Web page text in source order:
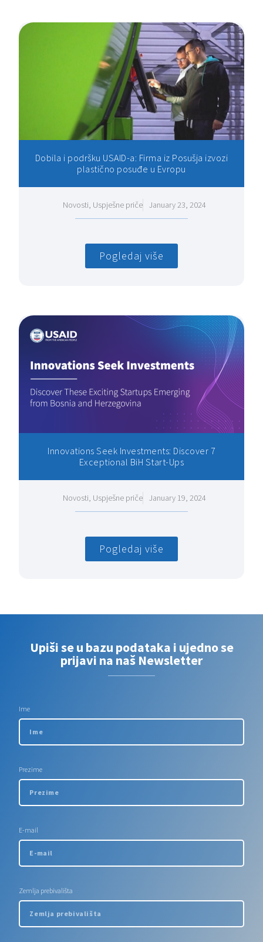
Dobila i podršku USAID-a: Firma iz Posušja izvozi
plastično posuđe u Evropu
Novosti, Uspješne priče January 23, 2024
Pogledaj više
Innovations Seek Investments: Discover 7
Exceptional BiH Start-Ups
Novosti, Uspješne priče January 19, 2024
Pogledaj više
Upiši se u bazu podataka i ujedno se
prijavi na naš Newsletter
Ime
Prezime
E-mail
Zemlja prebivališta